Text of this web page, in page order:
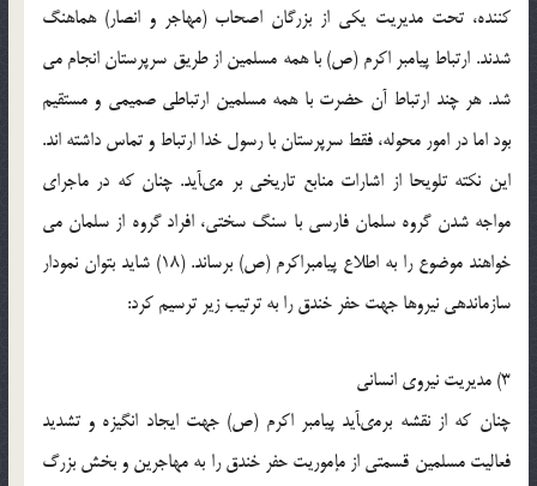
کننده، تحت مدیریت یکى از بزرگان اصحاب (مهاجر و انصار) هماهنگ
شدند. ارتباط پیامبر اکرم (ص) با همه مسلمین از طریق سرپرستان انجام مى
شد. هر چند ارتباط آن حضرت با همه مسلمین ارتباطى صمیمى و مستقیم
بود اما در امور محوله، فقط سرپرستان با رسول خدا ارتباط و تماس داشته اند.
این نکته تلویحا از اشارات منابع تاریخى بر مىآید. چنان که در ماجراى
مواجه شدن گروه سلمان فارسى با سنگ سختى، افراد گروه از سلمان مى
خواهند موضوع را به اطلاع پیامبراکرم (ص) برساند. (18) شاید بتوان نمودار
سازماندهى نیروها جهت حفر خندق را به ترتیب زیر ترسیم کرد:
3) مدیریت نیروى انسانى
چنان که از نقشه برمىآید پیامبر اکرم (ص) جهت ایجاد انگیزه و تشدید
فعالیت مسلمین قسمتى از مإموریت حفر خندق را به مهاجرین و بخش بزرگ